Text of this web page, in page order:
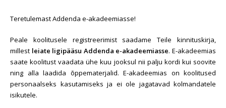
Teretulemast Addenda e-akadeemiasse!
Peale koolitusele registreerimist saadame Teile kinnituskirja,
millest leiate ligipääsu Addenda e-akadeemiasse. E-akadeemias
saate koolitust vaadata ühe kuu jooksul nii palju kordi kui soovite
ning alla laadida õppematerjalid. E-akadeemias on koolitused
personaalseks kasutamiseks ja ei ole jagatavad kolmandatele
isikutele.